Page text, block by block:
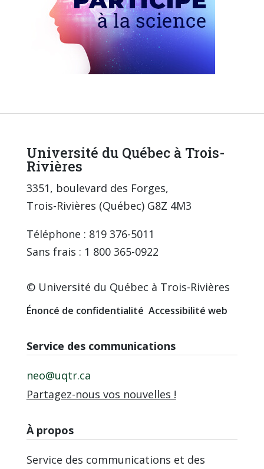
Université du Québec à Trois-
Rivières
3351, boulevard des Forges,
Trois-Rivières (Québec) G8Z 4M3
Téléphone : 819 376-5011
Sans frais : 1 800 365-0922
© Université du Québec à Trois-Rivières
Énoncé de confidentialité Accessibilité web
Service des communications
neo@uqtr.ca
Partagez-nous vos nouvelles !
À propos
Service des communications et des